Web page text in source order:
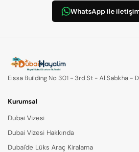
WhatsApp ile
Eissa Building No 301 - 3rd St - Al Sabkha -
Kurumsal
Dubai Vizesi
Dubai Vizesi Hakkında
Dubai'de Lüks Araç Kiralama